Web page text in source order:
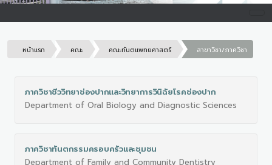
หน้าแรก คณะ คณะทันตแพทยศาสตร์ สาขาวิชา/ภาควิชา
ภาควิชาชีววิทยาช่องปากและวิทยาการวินิฉัยโรคช่องปาก
Department of Oral Biology and Diagnostic Sciences
ภาควิชาทันตกรรมครอบครัวและชุมชน
Department of Family and Community Dentistry